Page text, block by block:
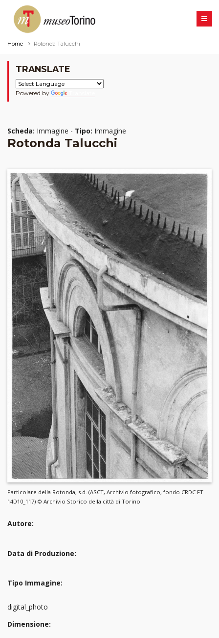
Home Rotonda Talucchi
TRANSLATE
Powered by
Scheda: Immagine - Tipo: Immagine
Rotonda Talucchi
Particolare della Rotonda, s.d. (ASCT, Archivio fotografico, fondo CRDC FT
14D10_117) © Archivio Storico della città di Torino
Autore:
Data di Produzione:
Tipo Immagine:
digital_photo
Dimensione: